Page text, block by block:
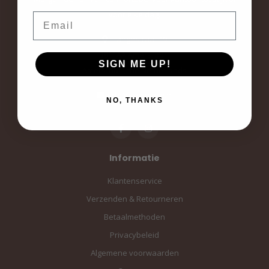
voor elke dag.
Langestraat 19
3811AA Amersfoort
Amersfoort, the Netherlands
info@sampiace.nl
Informatie
Klantenservice
Verzenden & Retourneren
Betaalmethoden
Privacybeleid
Algemene voorwaarden
SIGN ME UP!
NO, THANKS